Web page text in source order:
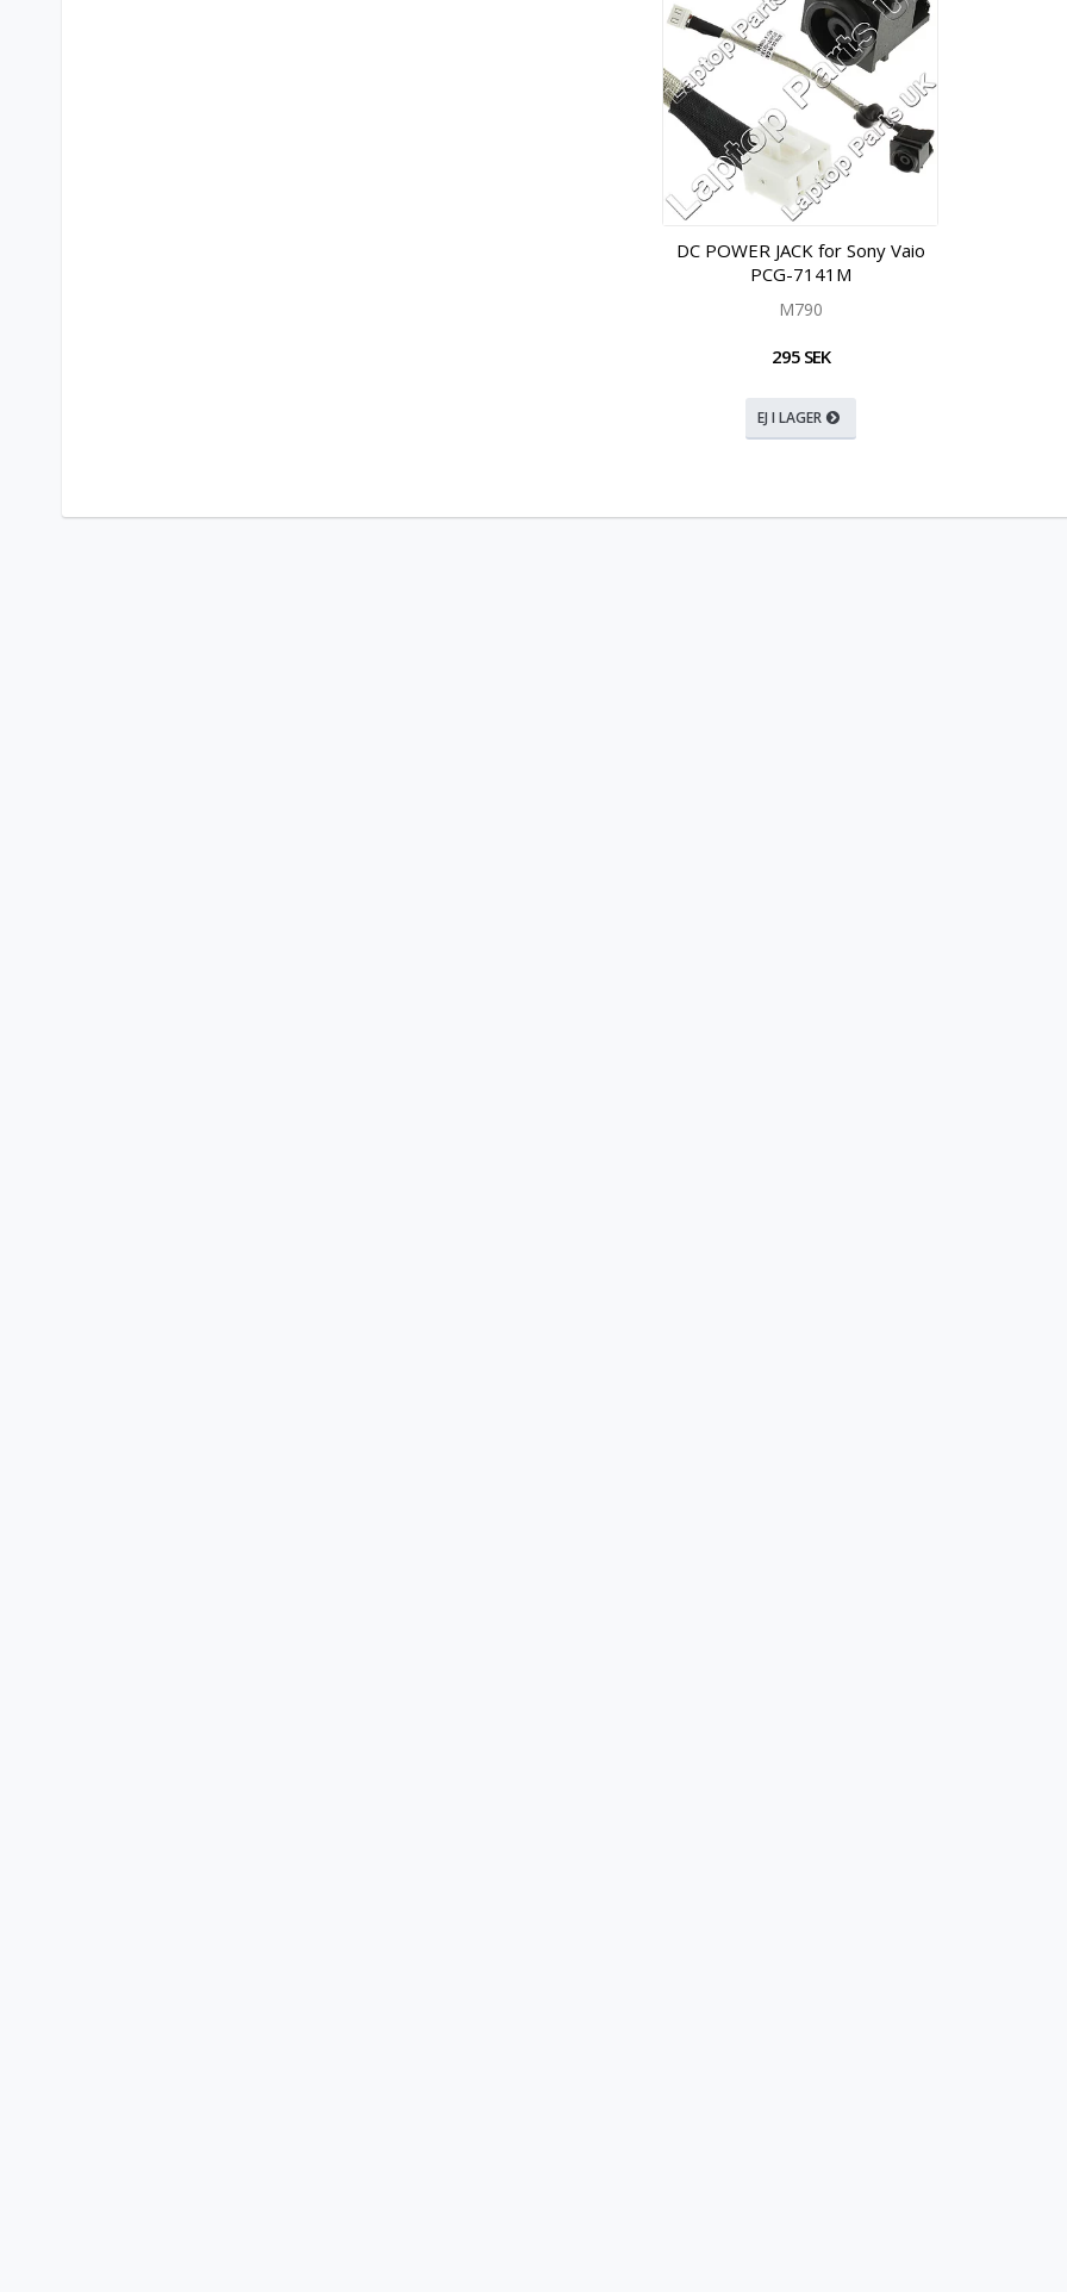
DC POWER JACK for Sony Vaio
PCG-7141M
M790
295 SEK
EJ I LAGER